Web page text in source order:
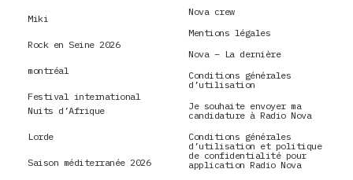
Miki
Rock en Seine 2026
montréal
Festival international
Nuits d’Afrique
Lorde
Saison méditerranée 2026
Nova crew
Mentions légales
Nova – La dernière
Conditions générales
d’utilisation
Je souhaite envoyer ma
candidature à Radio Nova
Conditions générales
d’utilisation et politique
de confidentialité pour
application Radio Nova